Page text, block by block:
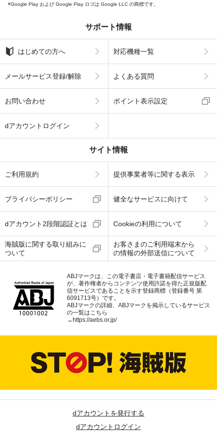
Google Play および Google Play ロゴは Google LLC の商標です。
サポート情報
はじめての方へ 対応機種一覧
メールサービス登録/解除 よくある質問
お問い合わせ ポイント表示設定
dアカウントログイン
サイト情報
ご利用規約 提供事業者等に関する表示
プライバシーポリシー 健全なサービスに向けて
dアカウント2段階認証とは Cookieの利用について
海賊版に関する取り組みに
ついて
お客さまのご利用端末から
の情報の外部送信について
ABJマークは、この電子書店・電子書籍配信サービス
が、著作権者からコンテンツ使用許諾を得た正規版配
信サービスであることを示す登録商標（登録番号 第
6091713号）です。
ABJマークの詳細、ABJマークを掲示しているサービス
の一覧はこちら
→ https://aebs.or.jp/
dアカウントを発行する
dアカウントログイン